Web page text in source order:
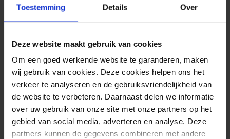
Toestemming Details Over
Deze website maakt gebruik van cookies
Om een goed werkende website te garanderen, maken
wij gebruik van cookies. Deze cookies helpen ons het
verkeer te analyseren en de gebruiksvriendelijkheid van
de website te verbeteren. Daarnaast delen we informatie
over uw gebruik van onze site met onze partners op het
gebied van social media, adverteren en analyse. Deze
partners kunnen de gegevens combineren met andere
Spandoek: Geboorte (voetjes)Spandoek: Hoera een zoon!